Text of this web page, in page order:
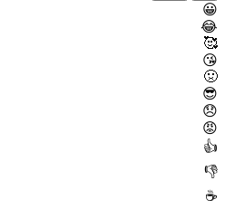
😀
😂
🥰
😘
🤢
😎
😞
😡
👍
👎
☕